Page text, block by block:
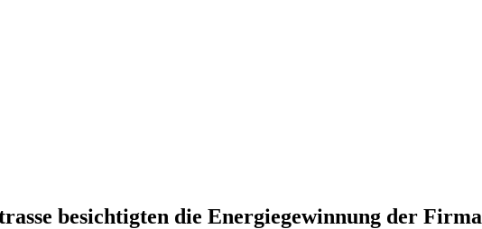
besich­tig­ten die Ener­gie­ge­win­nung der Fir­ma